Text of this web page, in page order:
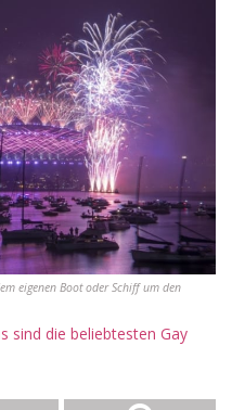
eigenen Boot oder Schiff um den
sind die beliebtesten Gay